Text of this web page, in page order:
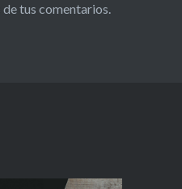
tus comentarios.